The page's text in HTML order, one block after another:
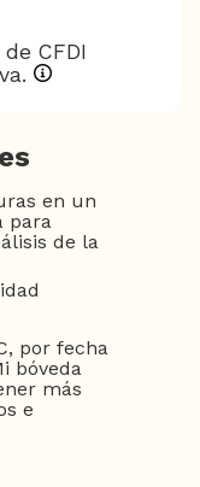
CFDI
en un
para
de la
por fecha
bóveda
más
e